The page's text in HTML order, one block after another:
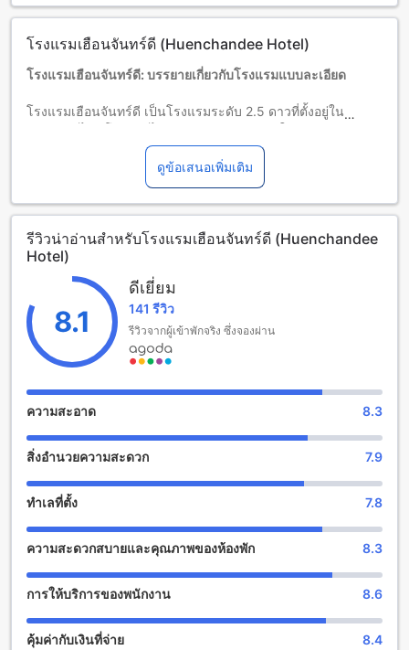
จำนวนผู้เข้าพักที่กำหนดในแต่ละห้องสำหรับข้อมูลเพิ่มเติม
นโยบายที่แตกต่างหรือเงื่อนไขเพิ่มเติม
โรงแรมเฮือนจันทร์ดี (Huenchandee Hotel)
โรงแรมเฮือนจันทร์ดี: บรรยายเกี่ยวกับโรงแรมแบบละเอียด
โรงแรมเฮือนจันทร์ดี เป็นโรงแรมระดับ 2.5 ดาวที่ตั้งอยู่ในเมือง
โรงแรมที่มีระยะทางจากใจกลางเมืองเพียง 2 กิโลเมตร ทำให้ผู้
เข้าพักสามารถเดินทางไปยังสถานที่ต่างๆในเมืองได้อย่างสะดวก
สบาย นอกจากนี้ โรงแรมยังตั้งอยู่ห่างจากสนามบินเพียง 20 นาที
ทำให้การเดินทางไปสนามบินเป็นเรื่องง่ายและสะดวกสบาย
โรงแรมเฮือนจันทร์ดีมีเวลาเช็คเอาท์จนถึงเวลา 12:00 นาฬิกา
และเวลาเช็คอินตั้งแต่เวลา 14:00 นาฬิกา เจ้าของที่พักสามารถ
เข้าพักได้ตั้งแต่เวลาดังกล่าว โรงแรมมีห้องพักทั้งหมด 9 ห้อง ซึ่ง
สร้างขึ้นในปี 2011 นอกจากนี้ โรงแรมยังมีนโยบายเด็ก โรงแรม
อนุญาตให้เด็กอายุตั้งแต่ 2 ถึง 8 ปีเข้าพักฟรี ผู้เข้าพักสามารถพัก
ผ่อนและสนุกไปกับครอบครัวได้อย่างสบายใจ
สนุกสนานและบันเทิงที่โรงแรมเฮือนจันทร์ดี
บันเทิงที่หลากหลายให้แขกทุกคนเพลิดเพลินไปกับการช้อปปิ้งของ
สะดวกสบายและบรรยากาศเป็นกันเอง คุณจะได้พบกับร้านค้าที่มี
ความหลากหลาย เช่น ร้านเสื้อผ้าแฟชั่นที่ทันสมัย, ร้านเครื่อง
ให้บริการอาหารและเครื่องดื่มอร่อยง่าย และอีกมากมาย
สิ่งอำนวยความสะดวกที่โรงแรมเฮือนจันทร์ดี
เพื่อให้คุณรู้สึกสะดวกสบายตลอดการเข้าพักของคุณ ที่นี่คุณจะพบ
หน้าที่ที่พร้อมจะให้คำแนะนำและช่วยเหลือคุณตลอดเวลา
นอกจากนี้ยังมีบริการ Wi-Fi ในบริเวณสาธารณะ พื้นที่สูบบุหรี่ที่
ดูข้อเสนอเพิ่มเติม
รีวิวน่าอ่านสำหรับโรงแรมเฮือนจันทร์ดี (Huenchandee
Hotel)
8.1
ดีเยี่ยม
141 รีวิว
รีวิวจากผู้เข้าพักจริง ซึ่งจองผ่าน
ความสะอาด 8.3
สิ่งอำนวยความสะดวก 7.9
ทำเลที่ตั้ง 7.8
ความสะดวกสบายและคุณภาพของห้องพัก 8.3
การให้บริการของพนักงาน 8.6
คุ้มค่ากับเงินที่จ่าย 8.4